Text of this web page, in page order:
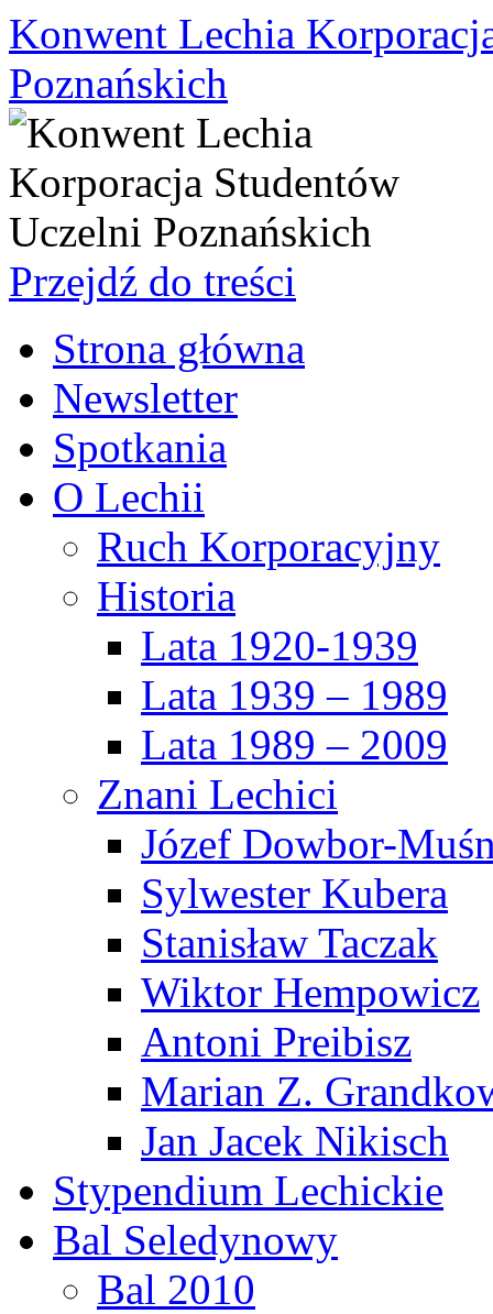
Konwent Lechia
Poznańskich
Przejdź do treści
Strona główna
Newsletter
Spotkania
O Lechii
Ruch Korporacyjny
Historia
Lata 1920-1939
Lata 1939 – 1989
Lata 1989 – 2009
Znani Lechici
Józef Dowbor-
Sylwester Kubera
Stanisław Taczak
Wiktor Hempowicz
Antoni Preibisz
Marian Z.
Jan Jacek Nikisch
Stypendium Lechickie
Bal Seledynowy
Bal 2010